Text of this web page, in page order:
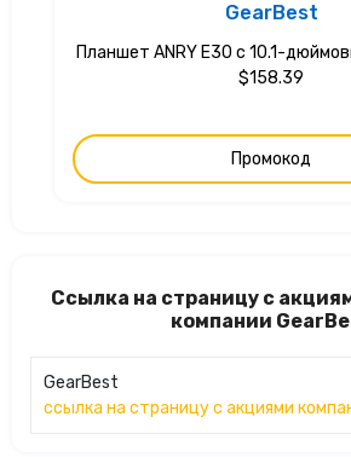
GearBest
Планшет ANRY E30 с 10.1-
$158.39
Промокод
Ссылка на страницу с
компании
GearBest
ссылка на страницу с акциями